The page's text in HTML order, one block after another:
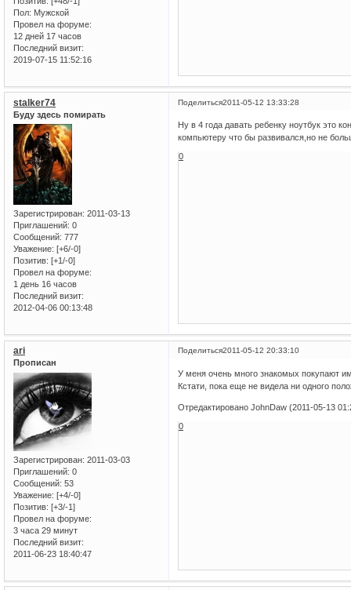
Пол: Мужской
Провел на форуме:
12 дней 17 часов
Последний визит:
2019-07-15 11:52:16
Поделиться2011-05-12 13:33:28
stalker74
Буду здесь помирать
Зарегистрирован: 2011-03-13
Приглашений: 0
Сообщений: 777
Уважение: [+6/-0]
Позитив: [+1/-0]
Провел на форуме:
1 день 16 часов
Последний визит:
2012-04-06 00:13:48
Ну в 4 года давать ребенку ноутбук это
компьютеру что бы развивался,но не
0
Поделиться2011-05-12 20:33:10
ari
Прописан
Зарегистрирован: 2011-03-03
Приглашений: 0
Сообщений: 53
Уважение: [+4/-0]
Позитив: [+3/-1]
Провел на форуме:
3 часа 29 минут
Последний визит:
2011-06-23 18:40:47
У меня очень много знакомых покупают
Кстати, пока еще не видела ни одного
Отредактировано JohnDaw (2011-05-13
0